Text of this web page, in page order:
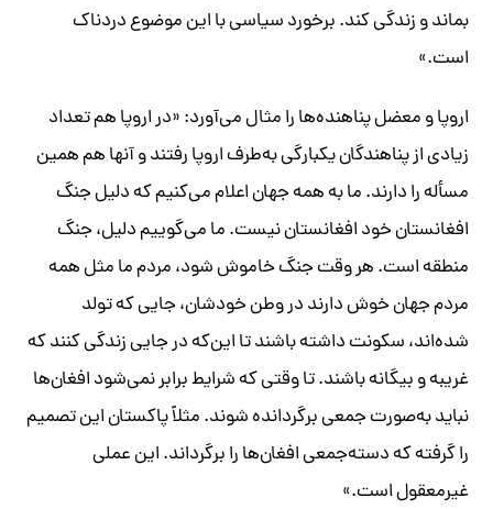
بماند و زندگی کند. برخورد سیاسی با این موضوع دردناک
است.»
اروپا و معضل پناهنده‌ها را مثال می‌آورد: «در اروپا هم تعداد
زیادی از پناهندگان یکبارگی به‌طرف اروپا رفتند و آنها هم همین
مسأله را دارند. ما به همه جهان اعلام می‌کنیم که دلیل جنگ
افغانستان خود افغانستان نیست. ما می‌گوییم دلیل، جنگ
منطقه است. هر وقت جنگ خاموش شود، مردم ما مثل همه
مردم جهان خوش دارند در وطن خودشان، جایی که تولد
شده‌اند، سکونت داشته باشند تا این‌که در جایی زندگی کنند که
غریبه و بیگانه باشند. تا وقتی که شرایط برابر نمی‌شود افغان‌ها
نباید به‌صورت جمعی برگردانده شوند. مثلاً پاکستان این تصمیم
را گرفته که دسته‌جمعی افغان‌ها را برگرداند. این عملی
غیرمعقول است.»